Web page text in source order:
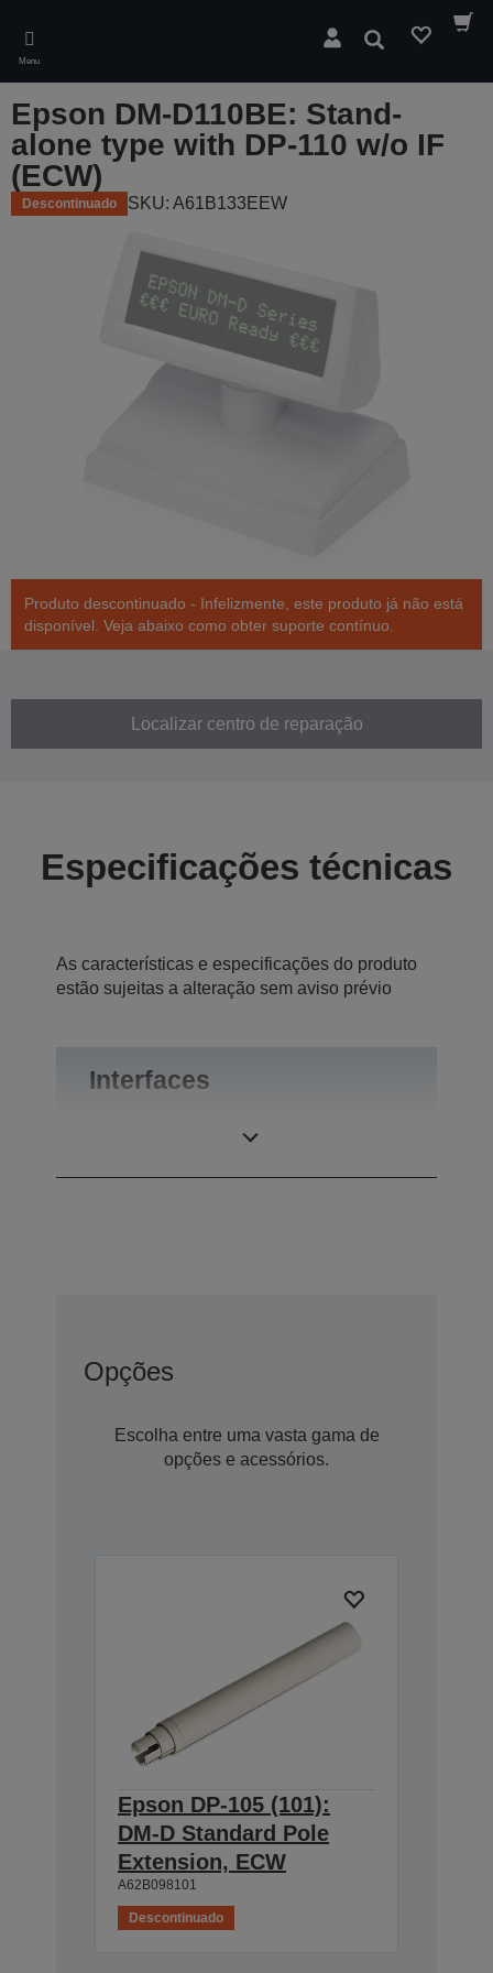
main
content
Menu
Pesquisar
Epson DM-D110BE: Stand-
alone type with DP-110 w/o IF
(ECW)
Descontinuado SKU: A61B133EEW
Produto descontinuado - Infelizmente, este produto já não está
disponível. Veja abaixo como obter suporte contínuo.
Localizar centro de reparação
Especificações técnicas
As características e especificações do produto
estão sujeitas a alteração sem aviso prévio
Interfaces
Opções
Escolha entre uma vasta gama de
opções e acessórios.
Epson DP-105 (101):
DM-D Standard Pole
Extension, ECW
A62B098101
Descontinuado